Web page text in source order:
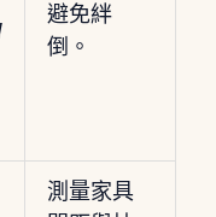
避免絆
倒。
測量家具